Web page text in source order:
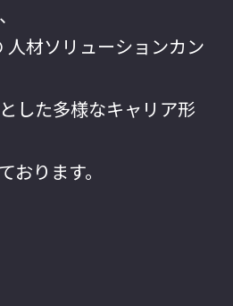
人材ソリューションカン
した多様なキャリア形
おります。